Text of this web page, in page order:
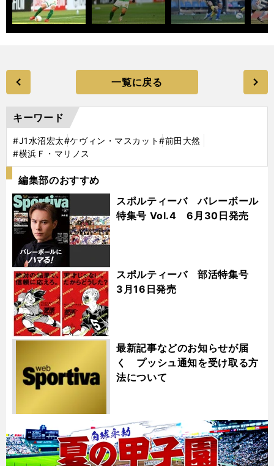
一覧に戻る
キーワード
#J1水沼宏太#ケヴィン・マスカット#前田大然
#横浜Ｆ・マリノス
編集部のおすすめ
スポルティーバ バレーボール
特集号 Vol.4 6月30日発売
スポルティーバ 部活特集号
3月16日発売
最新記事などのお知らせが届
く プッシュ通知を受け取る方
法について